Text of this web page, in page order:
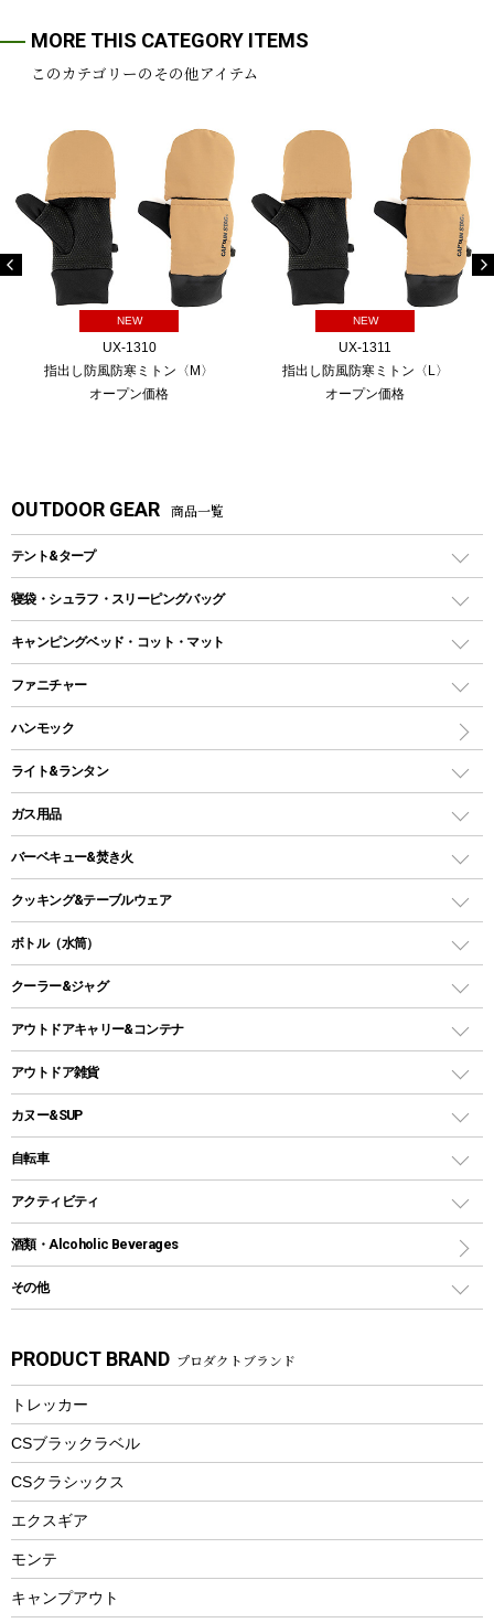
MORE THIS CATEGORY ITEMS
このカテゴリーのその他アイテム
NEW
UX-1310
指出し防風防寒ミトン〈M〉
オープン価格
NEW
UX-1311
指出し防風防寒ミトン〈L〉
オープン価格
OUTDOOR GEAR 商品一覧
テント&タープ
テント
ツールームテント
ワンポールテント
シェルターテント
ロッジ型・オリジナルテント
タープ
スクエアタープ（レクタタープ）
メッシュタープ
自立式タープ
パラソル
テントアクセサリー
ペグ
グランドシート
ガイドロープ
ツール
寝袋・シュラフ・スリーピングバッグ
レクタングラー型（封筒型）シュラフ
インナーシュラフ
キャンピングベッド・コット・マット
キャンピングベッド・コット
インフレータブルマット
ファニチャー
アウトドアテーブル
レジャーシート
ハンモック
ライト&ランタン
LEDランタン
ガスランタン
オイルランタン
LEDライト
ヘッドライト
キャンドル
ガス用品
ガスバーナー
ガス缶
ガストーチ、ライター
バーベキュー&焚き火
バーベキューコンロ、グリル
焚き火台タイプ（ロースタイル）グリル
卓上タイプグリル
パーティータイプグリル
鉄板、アミ
焚き火台&ストーブ
火起こし
バーベキューツール
クッキング&テーブルウェア
ダッチオーブン
ホットサンドメーカー
クッカーセット
シェラカップ
クッキングツール
ナイフ
カトラリー
マグカップ、カップ
ステンレスボトル
フードボトル
トレー
ランチョンマット
ランチボックス
ボトル（水筒）
ステンレスボトル
コップ付きタイプ
ワンタッチタイプ
プラスチックボトル
ディズニーボトル
クーラー&ジャグ
クーラーボックス
クーラーバッグ
ウォータージャグ
保冷剤
アウトドアキャリー&コンテナ
アウトドアキャリー
アウトドア雑貨
バックパック&バッグ
リュック、バックパック
トートバッグ、サコッシュ
ショッピングキャリー
その他アウトドア雑貨
スプレー関係
ツール、他
カヌー&SUP
インフレータブル
カヤック
パドル
ヘルメット
エアーポンプ
アクセサリー
自転車
折りたたみ自転車
スポーツサイクル
シティサイクル
自転車ウェア
アクティビティ
マリン
ラッシュガード
パラソル
フローティングベスト
ヘルメット
エアーポンプ
ビーチテント
ウィンター
スノーシュー
酒類・Alcoholic Beverages
その他
湯たんぽ
防災用品
PRODUCT BRAND プロダクトブランド
トレッカー
CSブラックラベル
CSクラシックス
エクスギア
モンテ
キャンプアウト